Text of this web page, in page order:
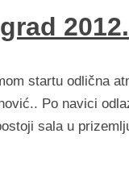
2012.
startu odlična
Po navici
sala u